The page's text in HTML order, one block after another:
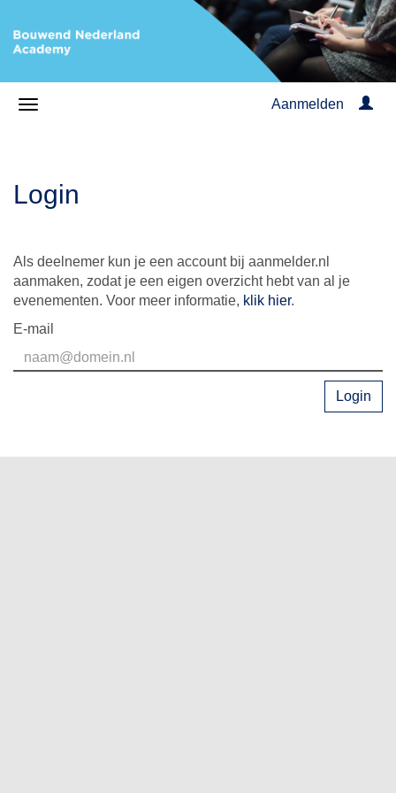
Aanmelden
Login
Als deelnemer kun je een account bij aanmelder.nl
aanmaken, zodat je een eigen overzicht hebt van al je
evenementen. Voor meer informatie, klik hier.
E-mail
Login